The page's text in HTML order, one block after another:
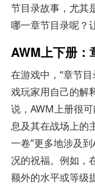
节目录故事，尤其
哪一章节目录呢？
AWM上下册：
在游戏中，“章节
戏玩家用自己的解
说，AWM上册很
息及其在战场上的
一卷”更多地涉及
况的祝福。例如，
额外的水平或等级